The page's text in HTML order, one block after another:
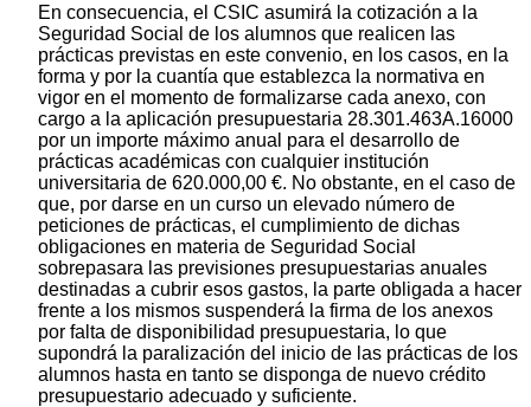
En consecuencia, el CSIC asumirá la cotización a la
Seguridad Social de los alumnos que realicen las
prácticas previstas en este convenio, en los casos, en la
forma y por la cuantía que establezca la normativa en
vigor en el momento de formalizarse cada anexo, con
cargo a la aplicación presupuestaria 28.301.463A.16000
por un importe máximo anual para el desarrollo de
prácticas académicas con cualquier institución
universitaria de 620.000,00 €. No obstante, en el caso de
que, por darse en un curso un elevado número de
peticiones de prácticas, el cumplimiento de dichas
obligaciones en materia de Seguridad Social
sobrepasara las previsiones presupuestarias anuales
destinadas a cubrir esos gastos, la parte obligada a hacer
frente a los mismos suspenderá la firma de los anexos
por falta de disponibilidad presupuestaria, lo que
supondrá la paralización del inicio de las prácticas de los
alumnos hasta en tanto se disponga de nuevo crédito
presupuestario adecuado y suficiente.